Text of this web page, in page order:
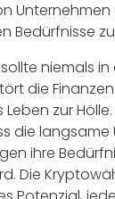
Bedürfnisse
niemals in
die
zur
die langsame
ihre
Die